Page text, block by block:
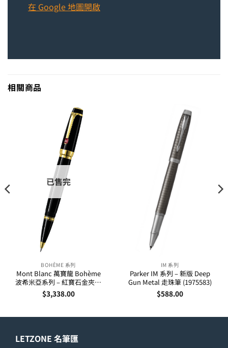
在 Google 地圖開啟
相關商品
已售完
BOHÈME 系列
Mont Blanc 萬寶龍 Bohème
波希米亞系列 – 紅寶石金夾走
珠筆 25300
$3,338.00
IM 系列
Parker IM 系列 – 新版 Deep
Gun Metal 走珠筆 (1975583)
$588.00
LETZONE 名筆匯